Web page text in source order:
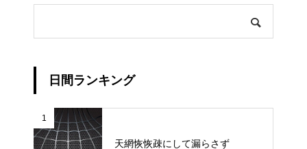
日間ランキング
1
天網恢恢疎にして漏らさず